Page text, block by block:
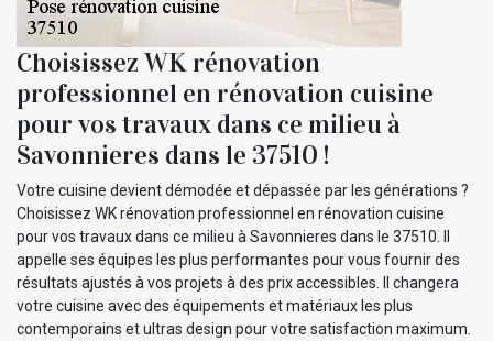
Choisissez WK rénovation
professionnel en rénovation cuisine
pour vos travaux dans ce milieu à
Savonnieres dans le 37510 !
Votre cuisine devient démodée et dépassée par les générations ?
Choisissez WK rénovation professionnel en rénovation cuisine
pour vos travaux dans ce milieu à Savonnieres dans le 37510. Il
appelle ses équipes les plus performantes pour vous fournir des
résultats ajustés à vos projets à des prix accessibles. Il changera
votre cuisine avec des équipements et matériaux les plus
contemporains et ultras design pour votre satisfaction maximum.